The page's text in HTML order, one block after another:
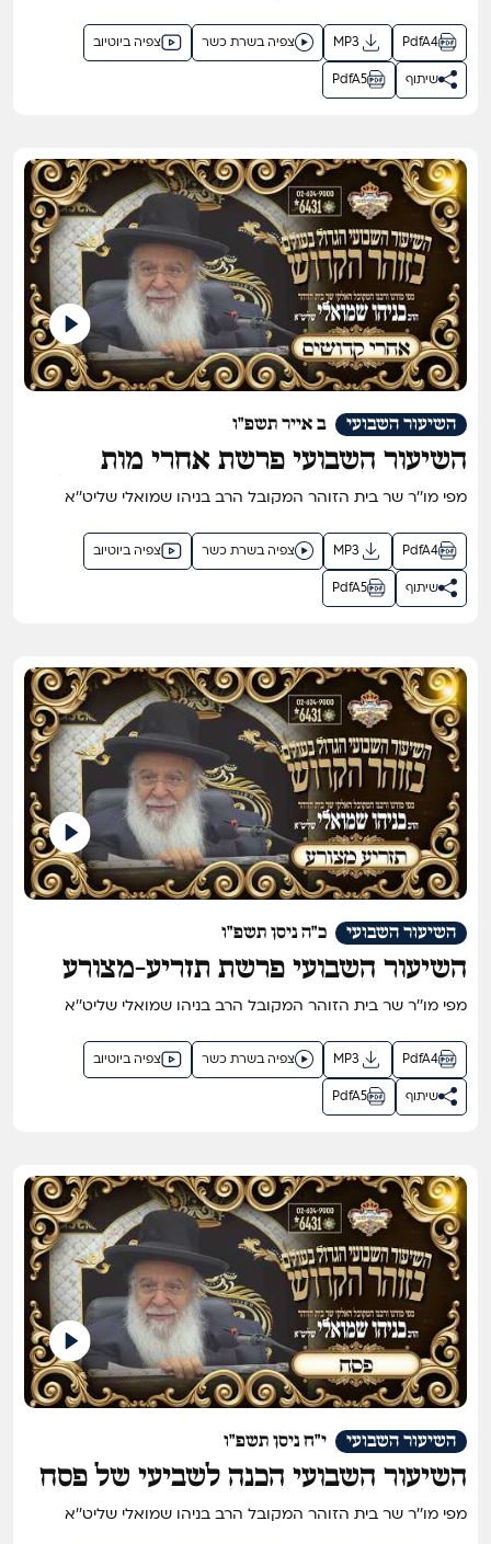
שליט"א
צפיה ביוטיוב צפיה בשרת כשר MP3 PdfA4
PdfA5 שיתוף
ב אייר תשפ"ו השיעור השבועי
השיעור השבועי פרשת אחרי מות
קדושים תשפ"ו - השיעור הגדול בתבל
המקובל ר' בניהו שמואלי שליט"א
מפי מו''ר שר בית הזוהר המקובל הרב בניהו שמואלי שליט''א
צפיה ביוטיוב צפיה בשרת כשר MP3 PdfA4
PdfA5 שיתוף
כ"ה ניסן תשפ"ו השיעור השבועי
השיעור השבועי פרשת תזריע-מצורע
תשפ"ו - השיעור הגדול בתבל בזוהר
בניהו שמואלי שליט"א
מפי מו''ר שר בית הזוהר המקובל הרב בניהו שמואלי שליט''א
צפיה ביוטיוב צפיה בשרת כשר MP3 PdfA4
PdfA5 שיתוף
י"ח ניסן תשפ"ו השיעור השבועי
השיעור השבועי הכנה לשביעי של פסח
תשפ"ו - השיעור הגדול בתבל בזוהר
מפי מו''ר שר בית הזוהר המקובל הרב בניהו שמואלי שליט''א